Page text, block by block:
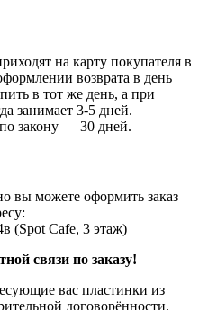
на карту покупателя в
возврата в день
в тот же день, а при
занимает 3-5 дней.
закону — 30 дней.
вы можете оформить заказ
(Spot Cafe, 3 этаж)
связи по заказу!
вас пластинки из
договорённости.